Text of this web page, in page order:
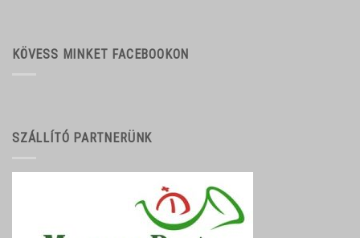
KÖVESS MINKET FACEBOOKON
SZÁLLÍTÓ PARTNERÜNK